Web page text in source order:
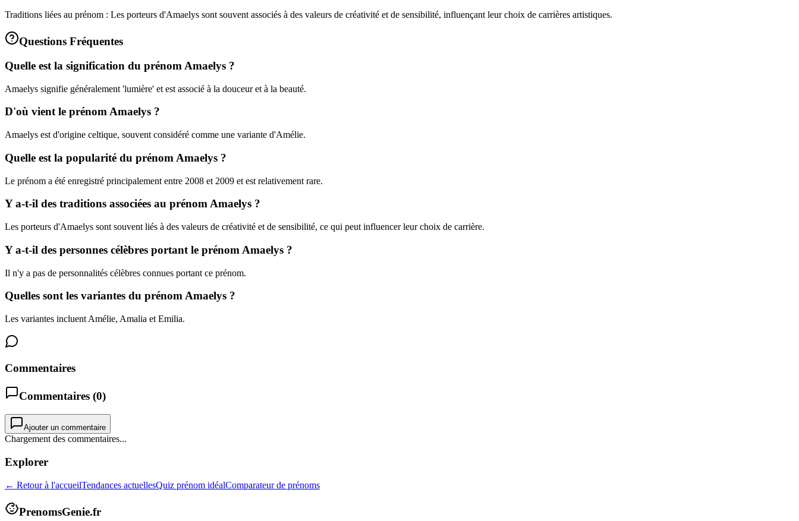
Traditions liées au prénom : Les porteurs d'Amaelys sont souvent associés à des valeurs de créativité et de sensibilité, influençant leur choix de carrières artistiques.
Questions Fréquentes
Quelle est la signification du prénom Amaelys ?
Amaelys signifie généralement 'lumière' et est associé à la douceur et à la beauté.
D'où vient le prénom Amaelys ?
Amaelys est d'origine celtique, souvent considéré comme une variante d'Amélie.
Quelle est la popularité du prénom Amaelys ?
Le prénom a été enregistré principalement entre 2008 et 2009 et est relativement rare.
Y a-t-il des traditions associées au prénom Amaelys ?
Les porteurs d'Amaelys sont souvent liés à des valeurs de créativité et de sensibilité, ce qui peut influencer leur choix de carrière.
Y a-t-il des personnes célèbres portant le prénom Amaelys ?
Il n'y a pas de personnalités célèbres connues portant ce prénom.
Quelles sont les variantes du prénom Amaelys ?
Les variantes incluent Amélie, Amalia et Emilia.
Commentaires
Commentaires (0)
Ajouter un commentaire
Chargement des commentaires...
Explorer
← Retour à l'accueilTendances actuellesQuiz prénom idéalComparateur de prénoms
PrenomsGenie.fr